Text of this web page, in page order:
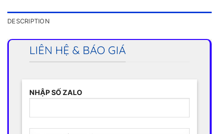
DESCRIPTION
LIÊN HỆ & BÁO GIÁ
NHẬP SỐ ZALO